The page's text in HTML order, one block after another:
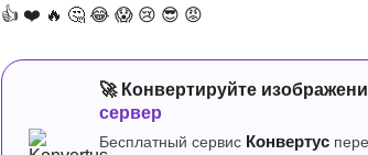
👍 ❤️ 🔥 🤔 😂 😱 😢 😎 😡
🚀 Конвертируйте
сервер
Бесплатный сервис Конвертус